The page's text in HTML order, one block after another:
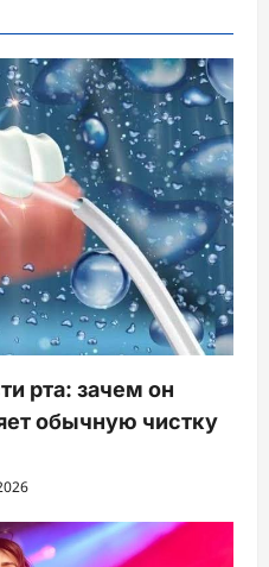
рта: зачем он
обычную чистку